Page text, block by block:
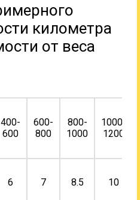
километра
от веса
400-
600
600-
800
800-
1000
1000-
1200
6 7 8.5 10